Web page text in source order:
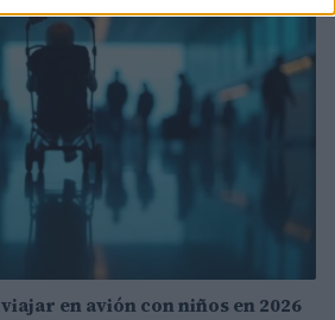
en avión con niños en 2026